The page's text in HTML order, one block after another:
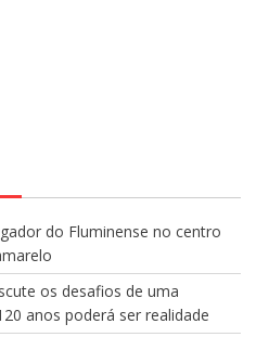
do Fluminense no centro
os desafios de uma
anos poderá ser realidade